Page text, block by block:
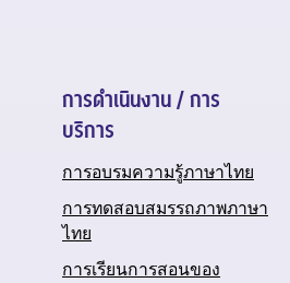
การดำเนินงาน / การ
บริการ
การอบรมความรู้ภาษาไทย
การทดสอบสมรรถภาพภาษา
ไทย
การเรียนการสอนของ